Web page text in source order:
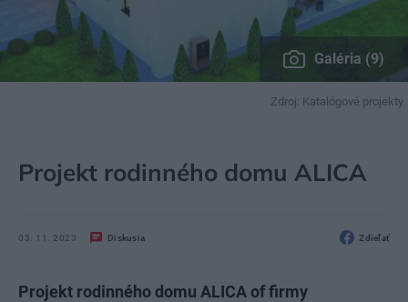
Galéria (9)
Zdroj: Katalógové projekty
Projekt rodinného domu ALICA
03. 11. 2023 Diskusia Zdieľať
Projekt rodinného domu ALICA of firmy